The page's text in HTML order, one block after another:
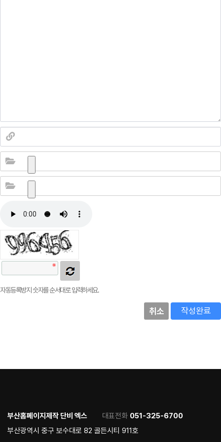
자동등록방지 숫자를 순서대로 입력하세요.
취소 작성완료
부산홈페이지제작 단비 엑스 대표전화 051-325-6700
부산광역시 중구 보수대로 82 골든시티 911호